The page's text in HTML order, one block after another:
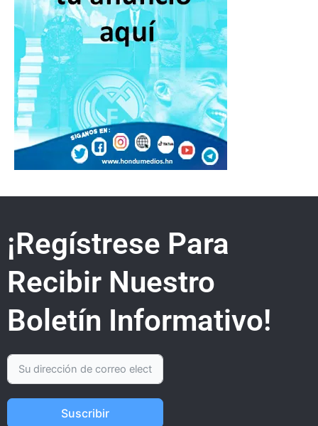
¡Regístrese Para
Recibir Nuestro
Boletín Informativo!
Suscribir